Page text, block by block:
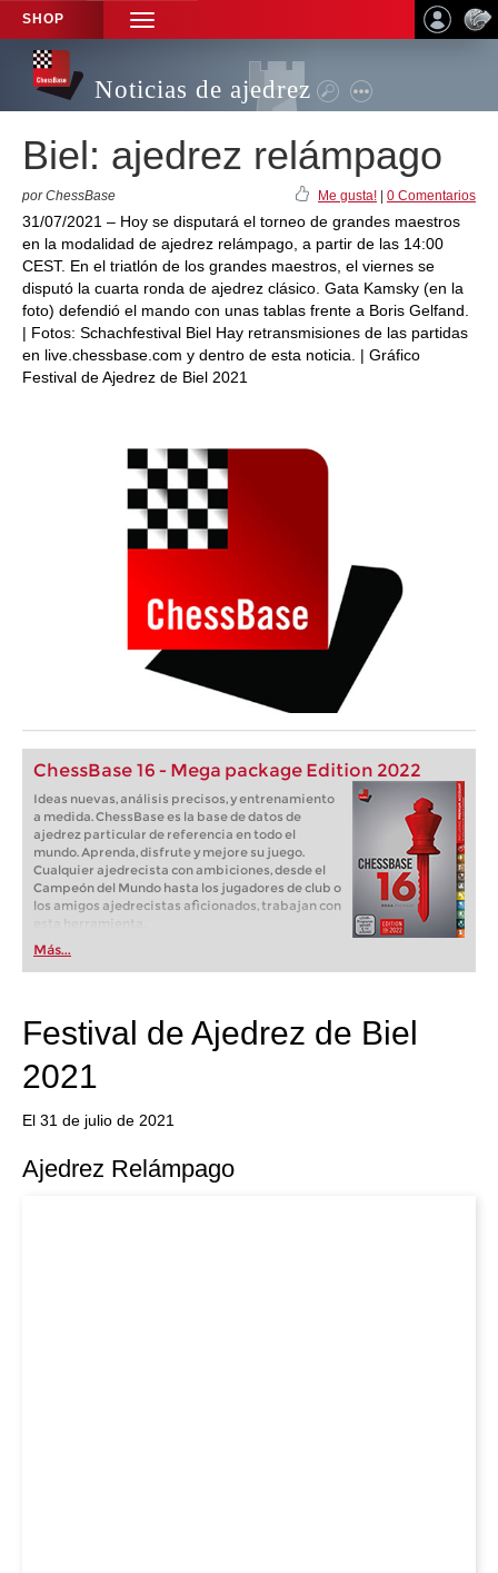
SHOP
TOGGLE
NAVIGATION
Noticias de ajedrez
Biel: ajedrez relámpago
por ChessBase Me gusta! 0 Comentarios
31/07/2021 – Hoy se disputará el torneo de grandes maestros
en la modalidad de ajedrez relámpago, a partir de las 14:00
CEST. En el triatlón de los grandes maestros, el viernes se
disputó la cuarta ronda de ajedrez clásico. Gata Kamsky (en la
foto) defendió el mando con unas tablas frente a Boris Gelfand.
| Fotos: Schachfestival Biel Hay retransmisiones de las partidas
en live.chessbase.com y dentro de esta noticia. | Gráfico
Festival de Ajedrez de Biel 2021
ChessBase 16 - Mega package Edition 2022
Ideas nuevas, análisis precisos, y entrenamiento
a medida. ChessBase es la base de datos de
ajedrez particular de referencia en todo el
mundo. Aprenda, disfrute y mejore su juego.
Cualquier ajedrecista con ambiciones, desde el
Campeón del Mundo hasta los jugadores de club o
los amigos ajedrecistas aficionados, trabajan con
Más...
Festival de Ajedrez de Biel
2021
El 31 de julio de 2021
Ajedrez Relámpago